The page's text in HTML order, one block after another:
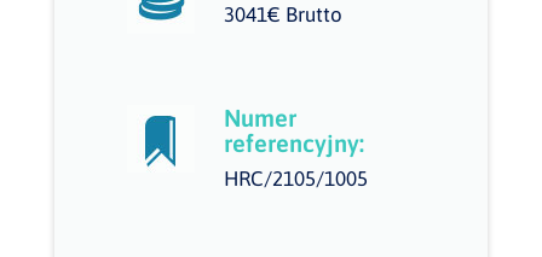
3041€ Brutto
Numer
referencyjny:
HRC/2105/1005